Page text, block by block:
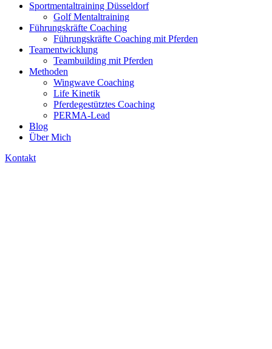
Sportmentaltraining Düsseldorf
Golf Mentaltraining
Führungskräfte Coaching
Führungskräfte Coaching mit Pferden
Teamentwicklung
Teambuilding mit Pferden
Methoden
Wingwave Coaching
Life Kinetik
Pferdegestütztes Coaching
PERMA-Lead
Blog
Über Mich
Kontakt